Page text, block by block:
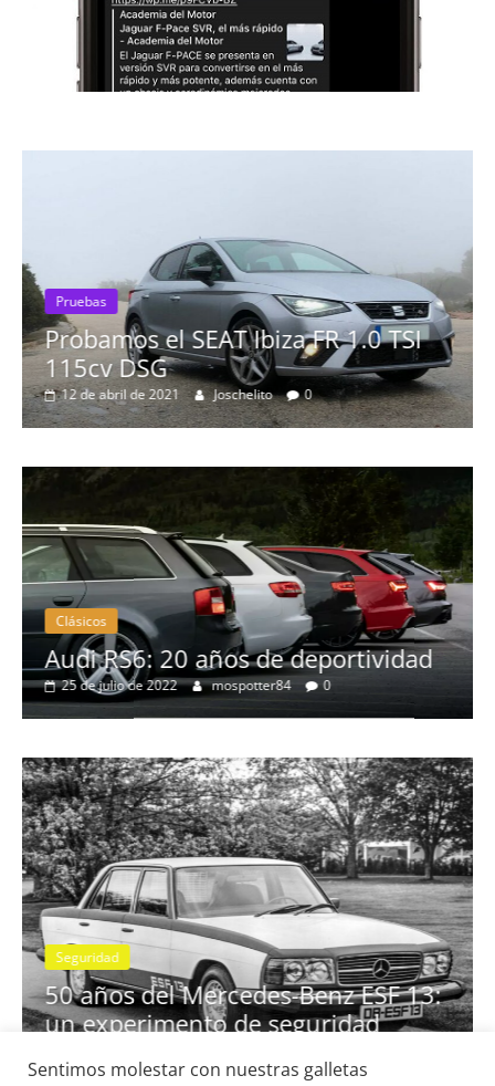
Pruebas
Probamos el SEAT Ibiza FR 1.0 TSI
115cv DSG
12 de abril de 2021 Joschelito 0
Clásicos
Audi RS6: 20 años de deportividad
25 de julio de 2022 mospotter84 0
Seguridad
50 años del Mercedes-Benz ESF 13:
un experimento de seguridad
Sentimos molestar con nuestras galletas